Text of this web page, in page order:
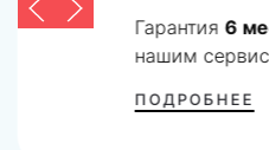
Гарантия 6
нашим
ПОДРОБНЕЕ